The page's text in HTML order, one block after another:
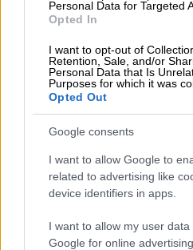
Personal Data for Targeted
Opted In
I want to opt-out of
Retention, Sale, and/or
Personal Data that Is
Purposes for which it was
Opted Out
Google consents
I want to allow Google to
related to advertising like
device identifiers in apps.
I want to allow my user
Google for online
Στη Γραμμή 7 του τραμ
– Ακτή Ποσειδώνος
25/03 θα έχουν
«Σεφ» (Ασκληπιείο
Ασκληπιείο Βούλας)
τις 2 το μεσημέρι και
Δημαρχείο» (Π.
Δημαρχείο) από τις 11
μεσημέρι.
Λεωφορεία και